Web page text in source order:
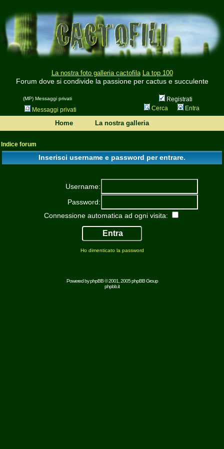
La nostra foto galleria cactofila La top 100
Forum dove si condivide la passione per cactus e succulente
(MP) Messaggi privati
Registrati
Messaggi privati
Cerca Entra
Home La nostra galleria
Indice forum
Inserisci username e password per entrare.
Username:
Password:
Connessione automatica ad ogni visita:
Ho dimenticato la password
Powered byphpBB© 2001, 2005 phpBB Group
phpbb.it